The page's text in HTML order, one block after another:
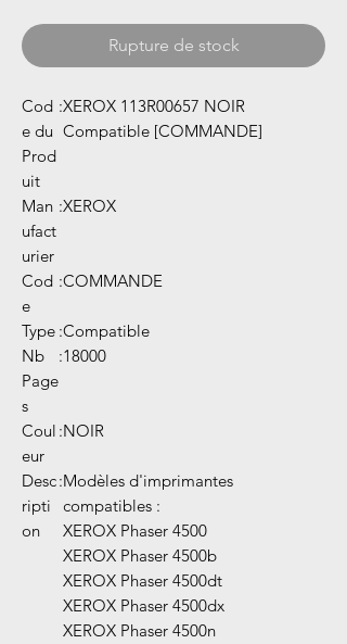
Rupture de stock
Cod
e du
Prod
uit
:XEROX 113R00657 NOIR
Compatible [COMMANDE]
Man
ufact
urier
:XEROX
Cod
e
:COMMANDE
Type :Compatible
Nb
Page
s
:18000
Coul
eur
:NOIR
Desc
ripti
on
:Modèles d'imprimantes
compatibles :
XEROX Phaser 4500
XEROX Phaser 4500b
XEROX Phaser 4500dt
XEROX Phaser 4500dx
XEROX Phaser 4500n